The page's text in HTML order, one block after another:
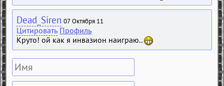
Dead_Siren 07 Октября 11
Цитировать Профиль
Круто! ой как я инвазион наиграю..